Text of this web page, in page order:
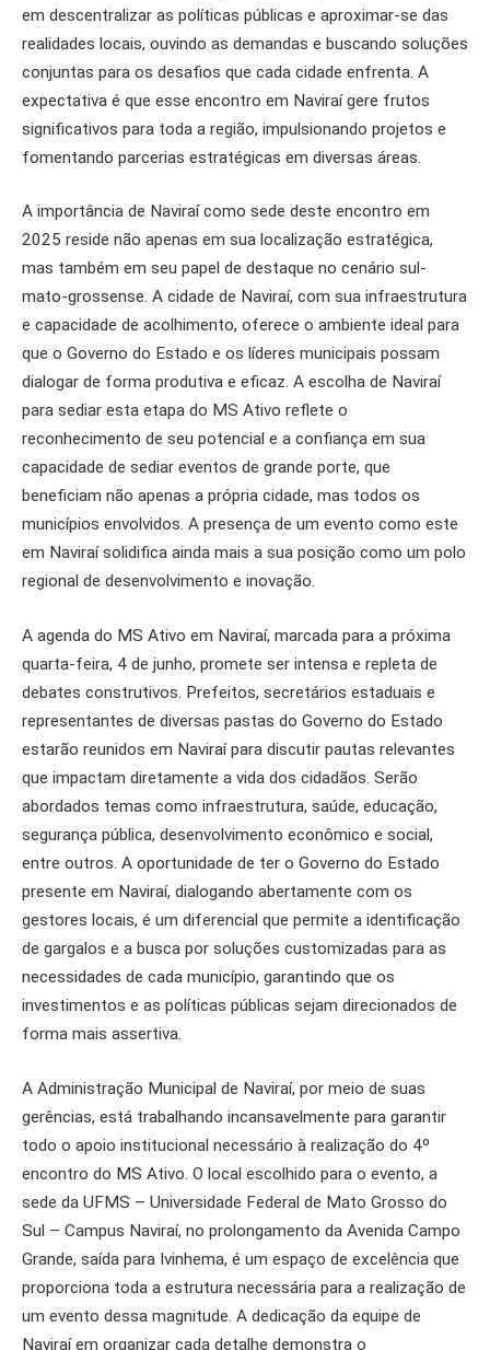
em descentralizar as políticas públicas e aproximar-se das
realidades locais, ouvindo as demandas e buscando soluções
conjuntas para os desafios que cada cidade enfrenta. A
expectativa é que esse encontro em Naviraí gere frutos
significativos para toda a região, impulsionando projetos e
fomentando parcerias estratégicas em diversas áreas.
A importância de Naviraí como sede deste encontro em
2025 reside não apenas em sua localização estratégica,
mas também em seu papel de destaque no cenário sul-
mato-grossense. A cidade de Naviraí, com sua infraestrutura
e capacidade de acolhimento, oferece o ambiente ideal para
que o Governo do Estado e os líderes municipais possam
dialogar de forma produtiva e eficaz. A escolha de Naviraí
para sediar esta etapa do MS Ativo reflete o
reconhecimento de seu potencial e a confiança em sua
capacidade de sediar eventos de grande porte, que
beneficiam não apenas a própria cidade, mas todos os
municípios envolvidos. A presença de um evento como este
em Naviraí solidifica ainda mais a sua posição como um polo
regional de desenvolvimento e inovação.
A agenda do MS Ativo em Naviraí, marcada para a próxima
quarta-feira, 4 de junho, promete ser intensa e repleta de
debates construtivos. Prefeitos, secretários estaduais e
representantes de diversas pastas do Governo do Estado
estarão reunidos em Naviraí para discutir pautas relevantes
que impactam diretamente a vida dos cidadãos. Serão
abordados temas como infraestrutura, saúde, educação,
segurança pública, desenvolvimento econômico e social,
entre outros. A oportunidade de ter o Governo do Estado
presente em Naviraí, dialogando abertamente com os
gestores locais, é um diferencial que permite a identificação
de gargalos e a busca por soluções customizadas para as
necessidades de cada município, garantindo que os
investimentos e as políticas públicas sejam direcionados de
forma mais assertiva.
A Administração Municipal de Naviraí, por meio de suas
gerências, está trabalhando incansavelmente para garantir
todo o apoio institucional necessário à realização do 4º
encontro do MS Ativo. O local escolhido para o evento, a
sede da UFMS – Universidade Federal de Mato Grosso do
Sul – Campus Naviraí, no prolongamento da Avenida Campo
Grande, saída para Ivinhema, é um espaço de excelência que
proporciona toda a estrutura necessária para a realização de
um evento dessa magnitude. A dedicação da equipe de
Naviraí em organizar cada detalhe demonstra o